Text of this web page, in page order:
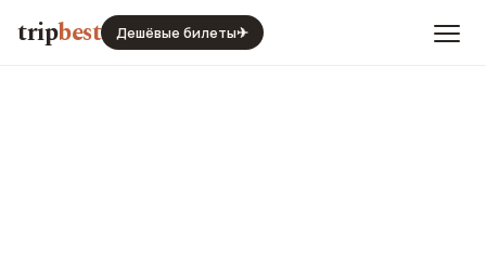
tripbest Дешёвые билеты✈